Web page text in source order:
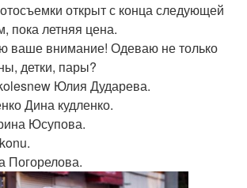
открыт с конца следующей
пока летняя цена.
ваше внимание! Одеваю не только
детки, пары?
Юлия Дударева.
Дина кудленко.
Юсупова.
Погорелова.